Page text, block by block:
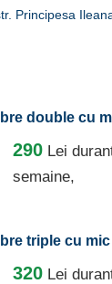
Principesa
double cu
290 Lei
semaine,
triple cu
320 Lei